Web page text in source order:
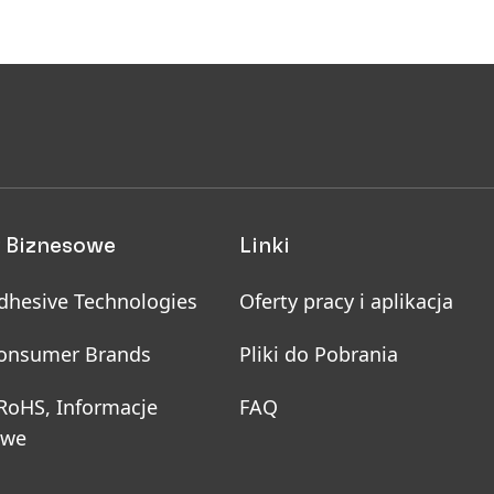
Technologies
Brands
Informacje
Linki
Oferty pracy i aplikacja
Pliki do Pobrania
FAQ